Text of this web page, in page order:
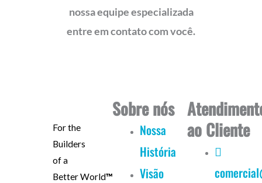
nossa equipe especializada
entre em contato com você.
For the
Builders
of a
Better World™
Sobre nós
Nossa
História
Visão
ao Cliente